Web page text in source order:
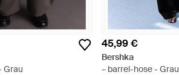
Grau
45,99 €
Bershka
– barrel-hose - Grau